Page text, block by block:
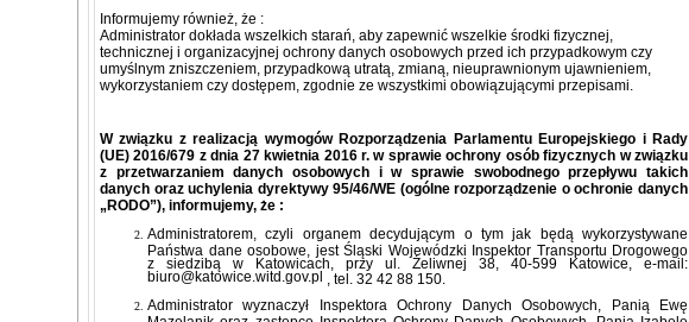
Informujemy również, że :
Administrator dokłada wszelkich starań, aby zapewnić wszelkie środki fizycznej,
technicznej i organizacyjnej ochrony danych osobowych przed ich przypadkowym czy
umyślnym zniszczeniem, przypadkową utratą, zmianą, nieuprawnionym ujawnieniem,
wykorzystaniem czy dostępem, zgodnie ze wszystkimi obowiązującymi przepisami.
W związku z realizacją wymogów Rozporządzenia Parlamentu Europejskiego i Rady
(UE) 2016/679 z dnia 27 kwietnia 2016 r. w sprawie ochrony osób fizycznych w związku
z przetwarzaniem danych osobowych i w sprawie swobodnego przepływu takich
danych oraz uchylenia dyrektywy 95/46/WE (ogólne rozporządzenie o ochronie danych
„RODO”), informujemy, że :
Administratorem, czyli organem decydującym o tym jak będą wykorzystywane
Państwa dane osobowe, jest Śląski Wojewódzki Inspektor Transportu Drogowego
z siedzibą w Katowicach, przy ul. Żeliwnej 38, 40-599 Katowice, e-mail:
biuro@katowice.witd.gov.pl , tel. 32 42 88 150.
Administrator wyznaczył Inspektora Ochrony Danych Osobowych, Panią Ewę